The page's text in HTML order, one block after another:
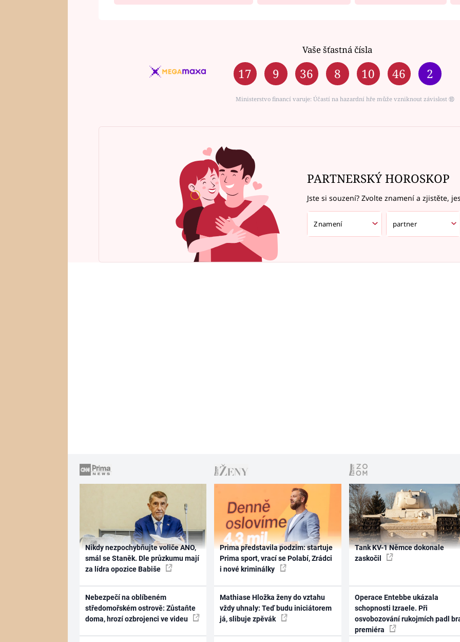
Vaše šťastná čísla
17 9 36 8 10 46 2
Ministerstvo financí varuje: Účastí na hazardní hře může vzniknout závislost ⑱
PARTNERSKÝ HOROSKOP
Jste si souzení? Zvolte znamení a zjistěte,
Nikdy nezpochybňujte voliče ANO,
smál se Staněk. Dle průzkumu mají
za lídra opozice Babiše
Nebezpečí na oblíbeném
středomořském ostrově: Zůstaňte
doma, hrozí ozbrojenci ve videu
Prima představila podzim: startuje
Prima sport, vrací se Polabí, Zrádci
i nové kriminálky
Mathiase Hložka ženy do vztahu
vždy uhnaly: Teď budu iniciátorem
já, slibuje zpěvák
Tank KV-1 Němce dokonale
zaskočil
Operace Entebbe ukázala
schopnosti Izraele. Při
osvobozování rukojmích padl
premiéra